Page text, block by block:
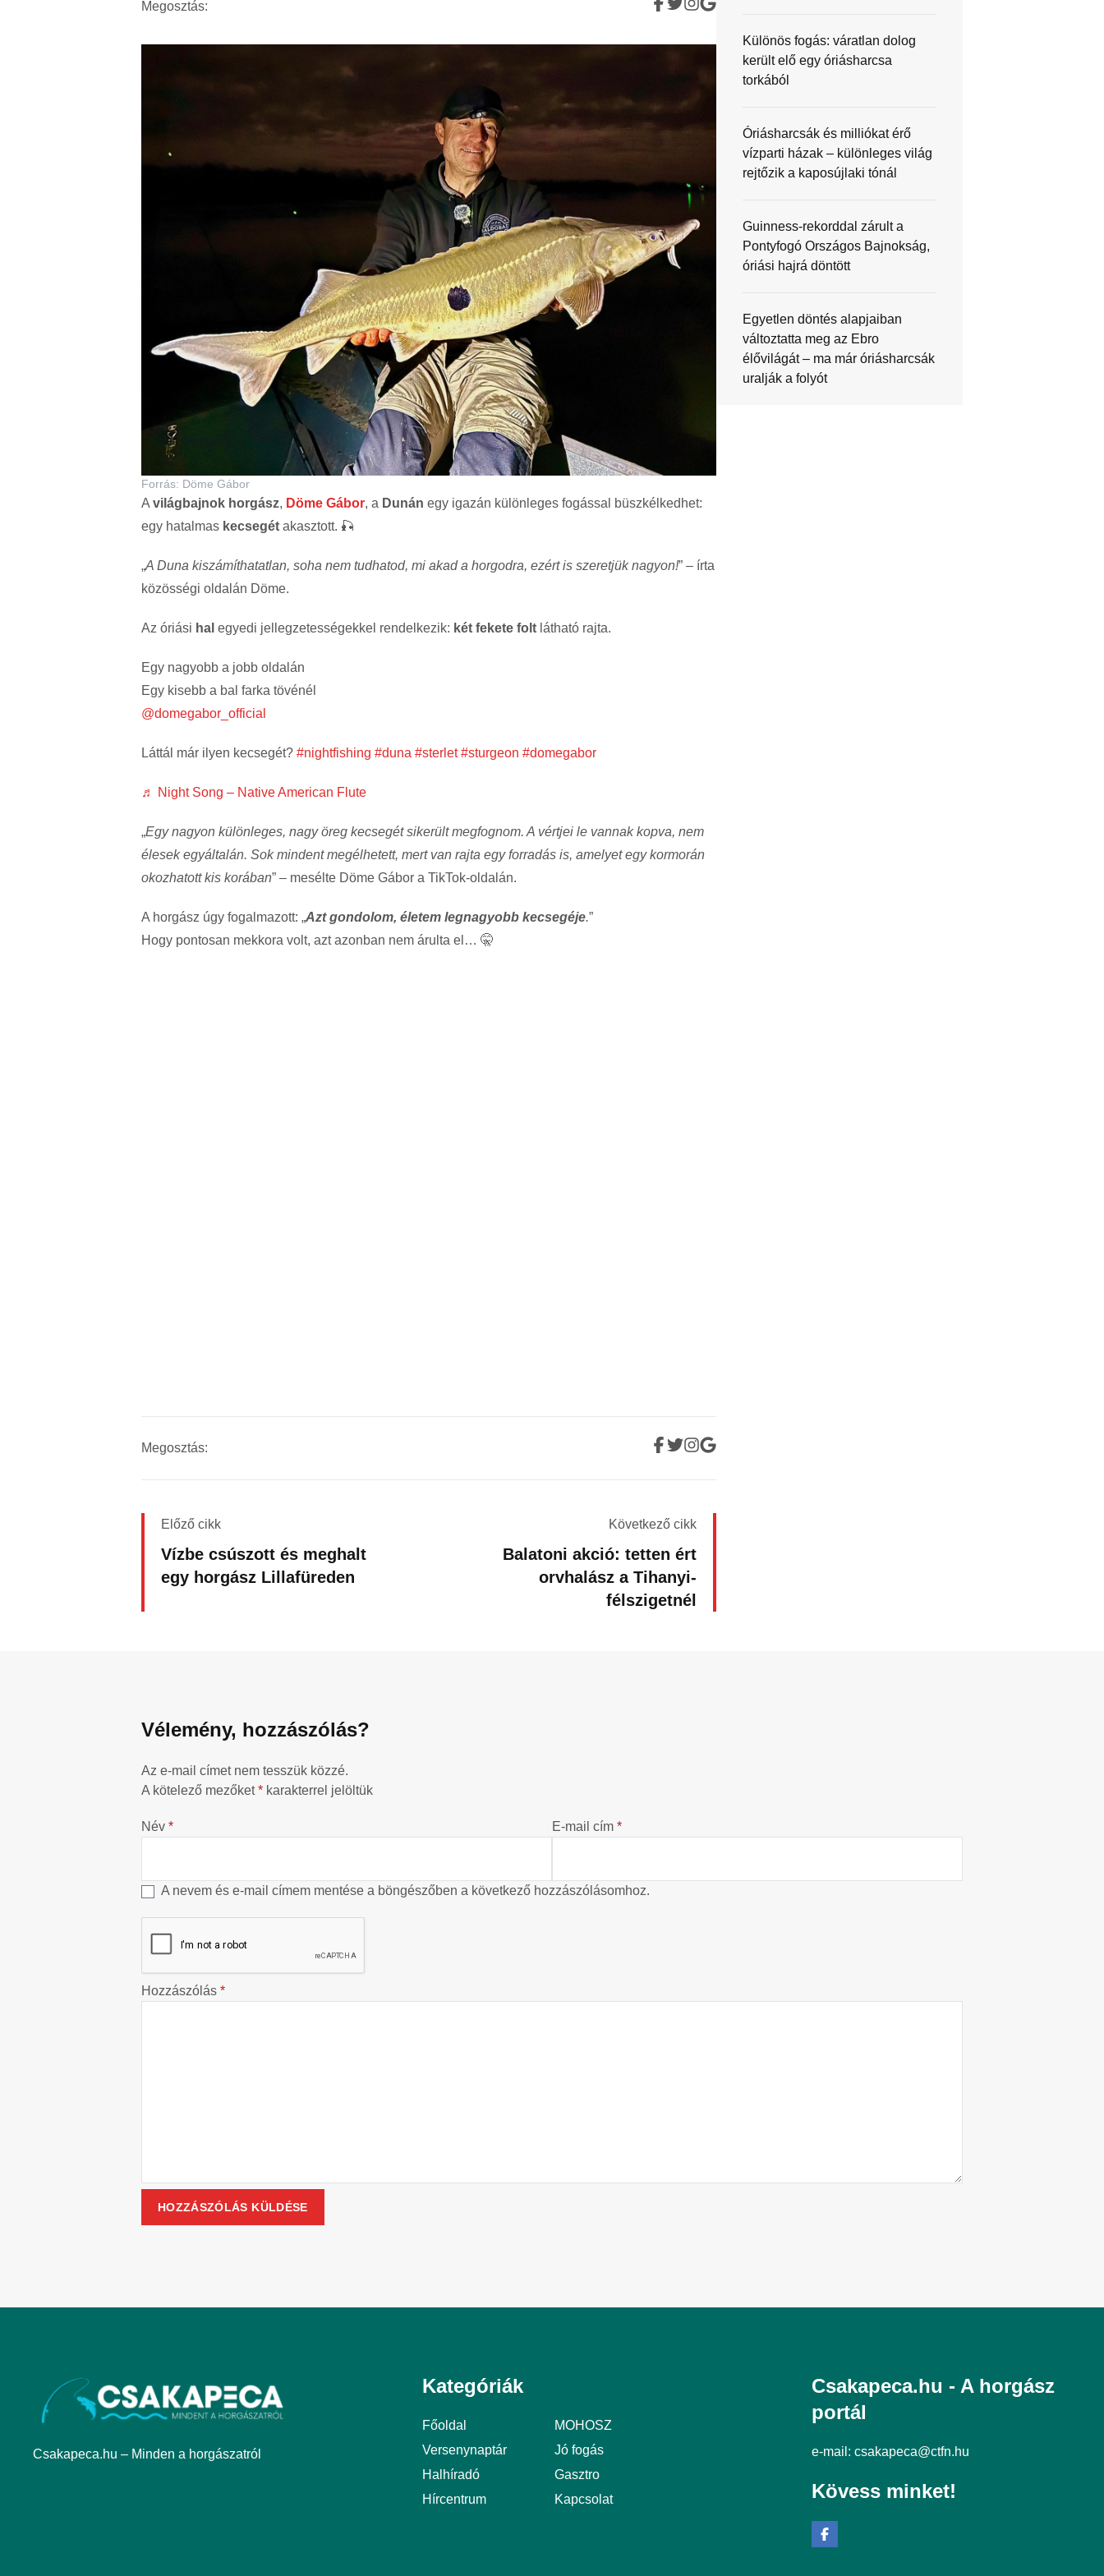
Megosztás:
Forrás: Döme Gábor
A világbajnok horgász, Döme Gábor, a Dunán egy igazán különleges fogással büszkélkedhet:
egy hatalmas kecsegét akasztott. 🎣
„A Duna kiszámíthatatlan, soha nem tudhatod, mi akad a horgodra, ezért is szeretjük nagyon!” – írta
közösségi oldalán Döme.
Az óriási hal egyedi jellegzetességekkel rendelkezik: két fekete folt látható rajta.
Egy nagyobb a jobb oldalán
Egy kisebb a bal farka tövénél
@domegabor_official
Láttál már ilyen kecsegét? #nightfishing #duna #sterlet #sturgeon #domegabor
♬ Night Song – Native American Flute
„Egy nagyon különleges, nagy öreg kecsegét sikerült megfognom. A vértjei le vannak kopva, nem
élesek egyáltalán. Sok mindent megélhetett, mert van rajta egy forradás is, amelyet egy kormorán
okozhatott kis korában” – mesélte Döme Gábor a TikTok-oldalán.
A horgász úgy fogalmazott: „Azt gondolom, életem legnagyobb kecsegéje.”
Hogy pontosan mekkora volt, azt azonban nem árulta el… 🤫
Megosztás:
Előző cikk
Vízbe csúszott és meghalt
egy horgász Lillafüreden
Következő cikk
Balatoni akció: tetten ért
orvhalász a Tihanyi-
félszigetnél
Különös fogás: váratlan dolog
került elő egy óriásharcsa
torkából
Óriásharcsák és milliókat érő
vízparti házak – különleges világ
rejtőzik a kaposújlaki tónál
Guinness-rekorddal zárult a
Pontyfogó Országos Bajnokság,
óriási hajrá döntött
Egyetlen döntés alapjaiban
változtatta meg az Ebro
élővilágát – ma már óriásharcsák
uralják a folyót
Vélemény, hozzászólás?
Az e-mail címet nem tesszük közzé.
A kötelező mezőket* karakterrel jelöltük
Név * E-mail cím *
A nevem és e-mail címem mentése a böngészőben a következő hozzászólásomhoz.
Hozzászólás *
Csakapeca.hu – Minden a horgászatról
Kategóriák
Főoldal
MOHOSZ
Versenynaptár
Jó fogás
Halhíradó
Gasztro
Hírcentrum
Kapcsolat
Csakapeca.hu - A horgász
portál
e-mail: csakapeca@ctfn.hu
Kövess minket!